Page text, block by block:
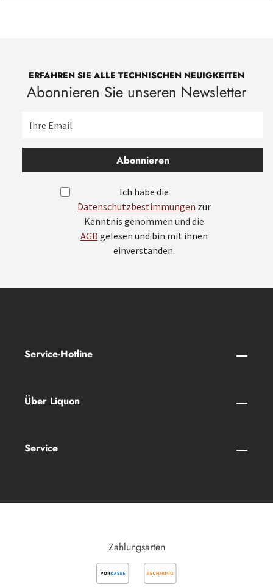
ERFAHREN SIE ALLE TECHNISCHEN NEUIGKEITEN
Abonnieren Sie unseren Newsletter
Abonnieren
Ich habe die
Datenschutzbestimmungen zur
Kenntnis genommen und die
AGB gelesen und bin mit ihnen
einverstanden.
Service-Hotline
Über Liquon
Service
Zahlungsarten